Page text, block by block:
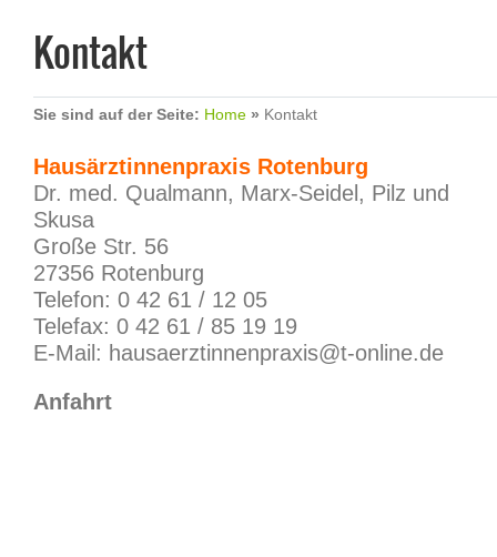
Kontakt
Sie sind auf der Seite: Home » Kontakt
Hausärztinnenpraxis Rotenburg
Dr. med. Qualmann, Marx-Seidel, Pilz und
Skusa
Große Str. 56
27356 Rotenburg
Telefon: 0 42 61 / 12 05
Telefax: 0 42 61 / 85 19 19
E-Mail: hausaerztinnenpraxis@t-online.de
Anfahrt